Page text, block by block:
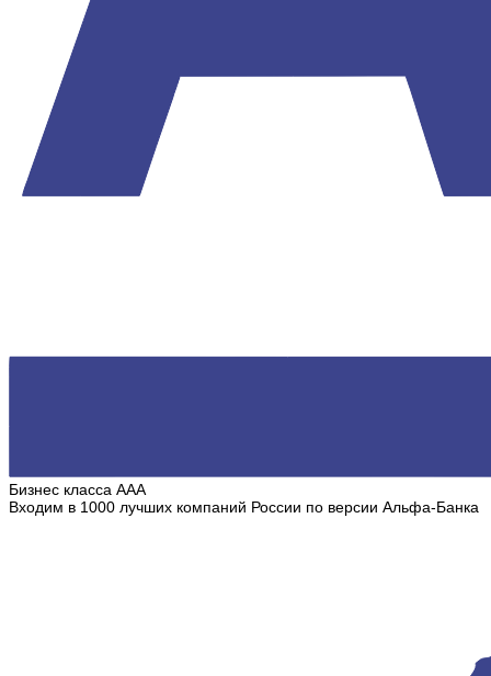
Бизнес класса ААА
Входим в 1000 лучших компаний России по версии Альфа-Банка